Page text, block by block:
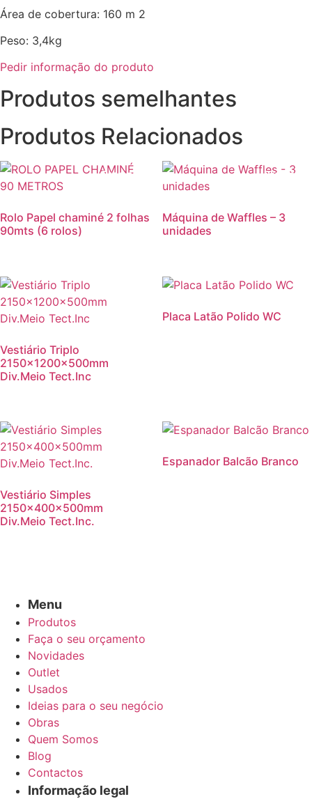
Área de cobertura: 160 m 2
Peso: 3,4kg
Pedir informação do produto
Produtos semelhantes
Produtos Relacionados
Promoção!
Rolo Papel chaminé 2 folhas
90mts (6 rolos)
Máquina de Waffles – 3
unidades
Vestiário Triplo
2150x1200x500mm
Div.Meio Tect.Inc
Placa Latão Polido WC
Vestiário Simples
2150x400x500mm
Div.Meio Tect.Inc.
Espanador Balcão Branco
Menu
Produtos
Faça o seu orçamento
Novidades
Outlet
Usados
Ideias para o seu negócio
Obras
Quem Somos
Blog
Contactos
Informação legal